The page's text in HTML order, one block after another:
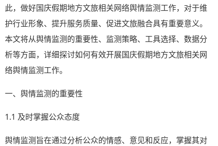
此，做好国庆假期地方文旅相关网络舆情监测工作，对于维
护行业形象、提升服务质量、促进文旅融合具有重要意义。
本文将从舆情监测的重要性、监测策略、工具选择、数据分
析等方面，详细探讨如何有效开展国庆假期地方文旅相关网
络舆情监测工作。
一、舆情监测的重要性
1.1 及时掌握公众态度
舆情监测旨在通过分析公众的情感、意见和反应，掌握其对